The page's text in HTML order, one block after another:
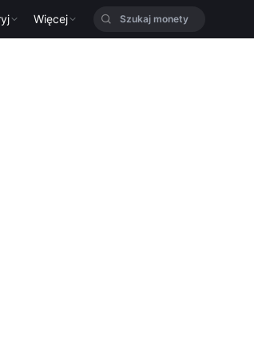
Więcej